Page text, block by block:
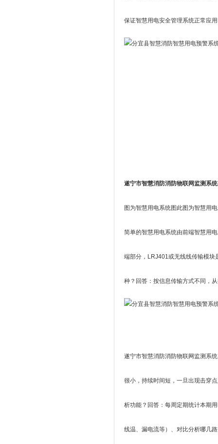
保证智慧用电安全管理系统正常应
遂宁市智慧消防消防物联网监测系统
图为智慧用电系统图此图为智慧用
简单的智慧用电系统由前端智慧用
端部分，LRJ401或无线线传输模块
种？回答：按信息传输方式不同，
遂宁市智慧消防消防物联网监测系
很小，持续时间短，一旦出现击穿
析功能？回答：每周定期统计本期
线温、漏电流等）、对比分析哪几